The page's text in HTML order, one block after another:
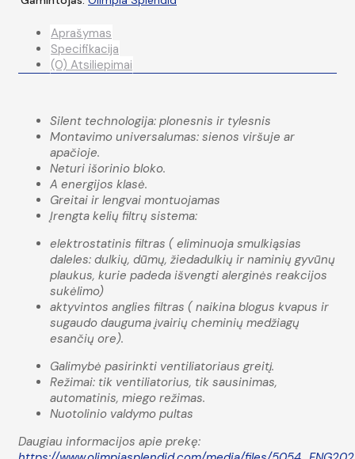
Aprašymas
Specifikacija
(0) Atsiliepimai
Silent technologija: plonesnis ir tylesnis
Montavimo universalumas: sienos viršuje ar
apačioje.
Neturi išorinio bloko.
A energijos klasė.
Greitai ir lengvai montuojamas
Įrengta kelių filtrų sistema:
elektrostatinis filtras ( eliminuoja smulkiąsias
daleles: dulkių, dūmų, žiedadulkių ir naminių gyvūnų
plaukus, kurie padeda išvengti alerginės reakcijos
sukėlimo)
aktyvintos anglies filtras ( naikina blogus kvapus ir
sugaudo dauguma įvairių cheminių medžiagų
esančių ore).
Galimybė pasirinkti ventiliatoriaus greitį.
Režimai: tik ventiliatorius, tik sausinimas,
automatinis, miego režimas.
Nuotolinio valdymo pultas
Daugiau informacijos apie prekę: